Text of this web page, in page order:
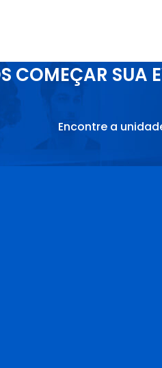
COMEÇAR SUA
Encontre a